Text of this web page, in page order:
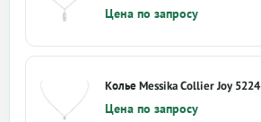
Цена по запросу
Колье Messika Collier Joy 5224
Цена по запросу